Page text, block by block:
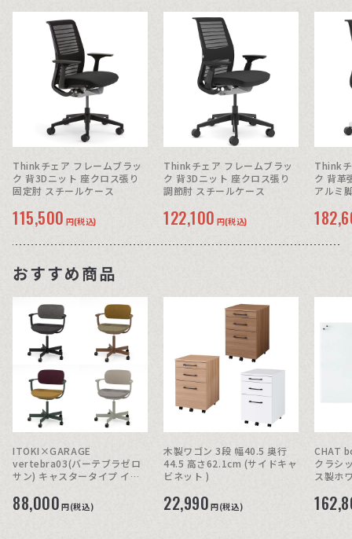
Thinkチェア フレームブラッ
ク 背3Dニット 座クロス張り
固定肘 スチールケース
115,500 円(税込)
Thinkチェア フレームブラッ
ク 背3Dニット 座クロス張り
調節肘 スチールケース
122,100 円(税込)
Think
ク 背革張り 座革張り 調節肘
アルミ
おすすめ商品
ITOKI×GARAGE
vertebra03(バーテブラゼロ
サン) キャスタータイプ イ
88,000 円(税込)
木製ワゴン 3段 幅40.5 奥行
44.5 高さ62.1cm (サイドキャ
ビネット )
22,990 円(税込)
CHAT
クラシ
ス製ホ